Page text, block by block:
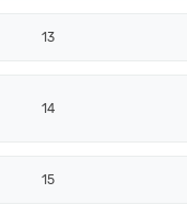
13
14
15